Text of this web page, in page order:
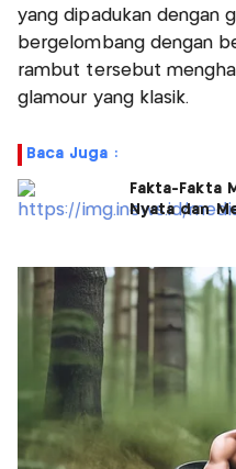
yang dipadukan dengan
bergelombang dengan
rambut tersebut
glamour yang klasik.
Baca Juga :
Fakta-Fakta
Nyata dan